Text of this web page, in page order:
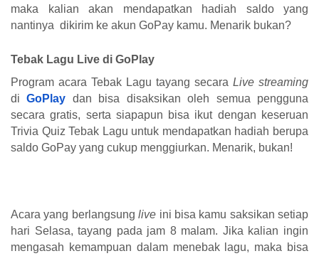
maka kalian akan mendapatkan hadiah saldo yang
nantinya dikirim ke akun GoPay kamu. Menarik bukan?
Tebak Lagu Live di GoPlay
Program acara Tebak Lagu tayang secara Live streaming
diGoPlay dan bisa disaksikan oleh semua pengguna
secara gratis, serta siapapun bisa ikut dengan keseruan
Trivia Quiz Tebak Lagu untuk mendapatkan hadiah berupa
saldo GoPay yang cukup menggiurkan. Menarik, bukan!
Acara yang berlangsunglive ini bisa kamu saksikan setiap
hari Selasa, tayang pada jam 8 malam. Jika kalian ingin
mengasah kemampuan dalam menebak lagu, maka bisa